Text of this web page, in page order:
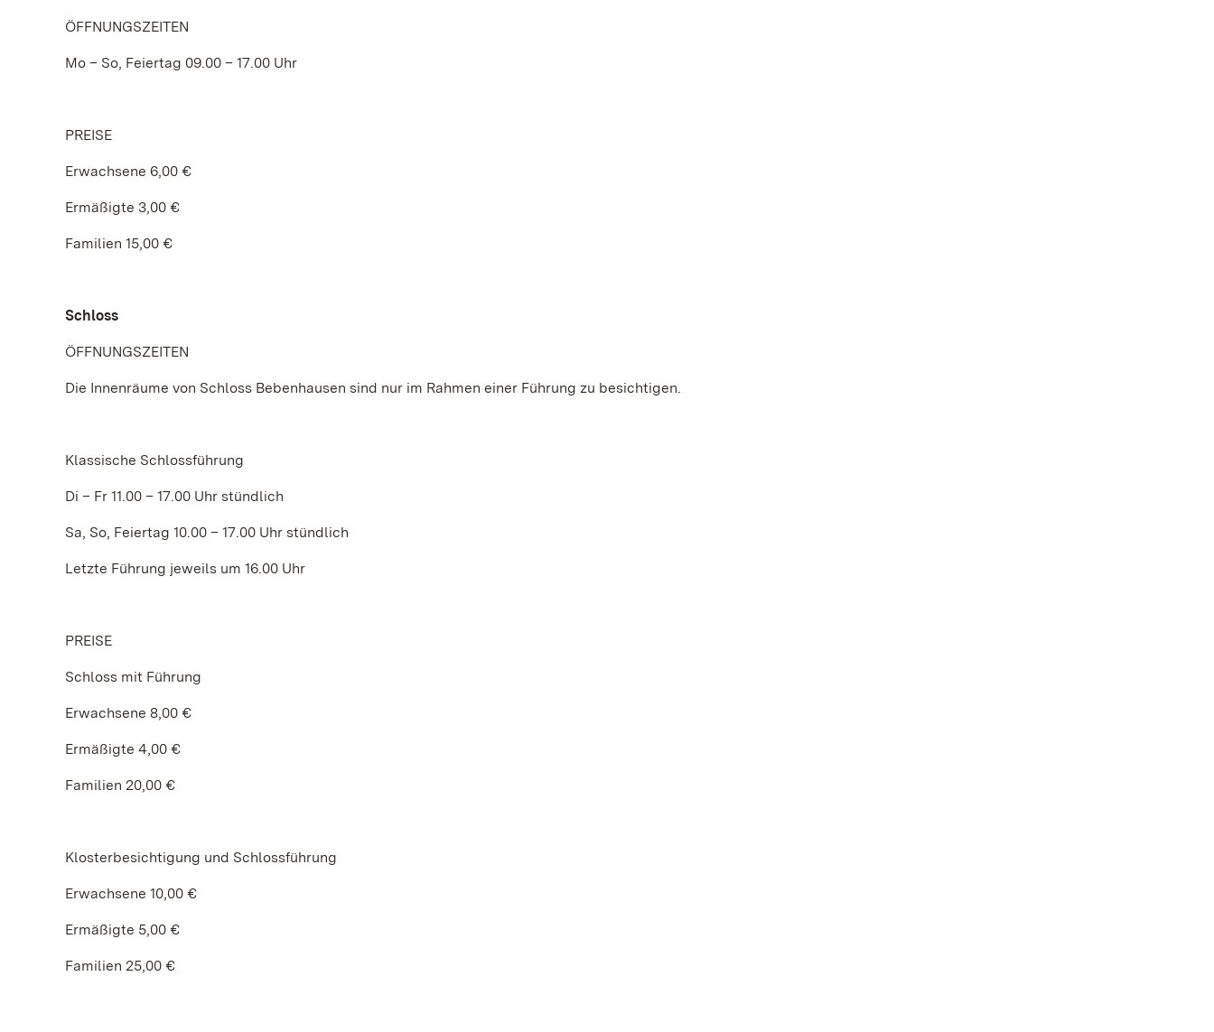
ÖFFNUNGSZEITEN
Mo – So, Feiertag 09.00 – 17.00 Uhr
PREISE
Erwachsene 6,00 €
Ermäßigte 3,00 €
Familien 15,00 €
Schloss
ÖFFNUNGSZEITEN
Die Innenräume von Schloss Bebenhausen sind nur im Rahmen einer Führung zu besichtigen.
Klassische Schlossführung
Di – Fr 11.00 – 17.00 Uhr stündlich
Sa, So, Feiertag 10.00 – 17.00 Uhr stündlich
Letzte Führung jeweils um 16.00 Uhr
PREISE
Schloss mit Führung
Erwachsene 8,00 €
Ermäßigte 4,00 €
Familien 20,00 €
Klosterbesichtigung und Schlossführung
Erwachsene 10,00 €
Ermäßigte 5,00 €
Familien 25,00 €